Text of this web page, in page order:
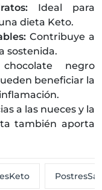
Ideal para
dieta Keto.
Contribuye a
sostenida.
negro
beneficiar la
a las nueces y la
también aporta